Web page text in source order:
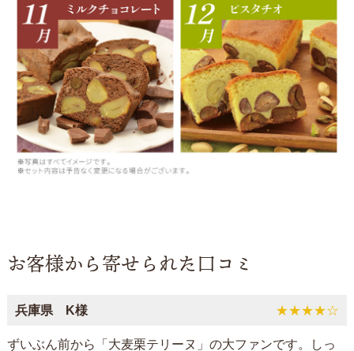
お客様から寄せられた口コミ
兵庫県 K様 ★★★★☆
ずいぶん前から「大麦栗テリーヌ」の大ファンです。しっ